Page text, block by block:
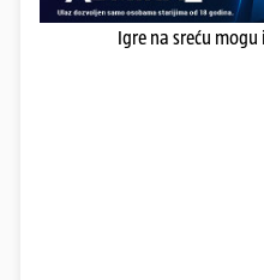
Igre na sreću